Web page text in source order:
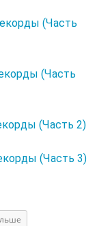
(Часть
(Часть
(Часть 2)
(Часть 3)